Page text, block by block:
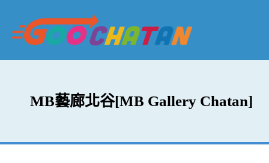
MB藝廊北谷[MB Gallery Chatan]